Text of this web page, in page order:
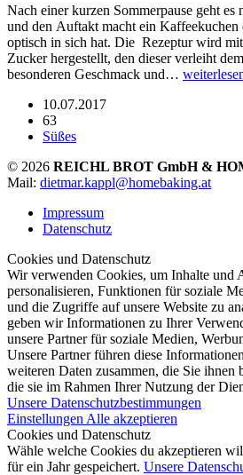
Nach einer kurzen Sommerpause geht
und den Auftakt macht ein Kaffeekuchen
optisch in sich hat. Die Rezeptur wird
Zucker hergestellt, den dieser verleiht
besonderen Geschmack und…
10.07.2017
63
Süßes
© 2026 REICHL BROT GmbH &
Mail: dietmar.kappl@homebaking.at
Impressum
Datenschutz
Cookies und Datenschutz
Wir verwenden Cookies, um Inhalte und
personalisieren, Funktionen für soziale
und die Zugriffe auf unsere Website zu
geben wir Informationen zu Ihrer
unsere Partner für soziale Medien,
Unsere Partner führen diese
weiteren Daten zusammen, die Sie ihnen
die sie im Rahmen Ihrer Nutzung der
Unsere Datenschutzbestimmungen
Einstellungen Alle akzeptieren
Cookies und Datenschutz
Wähle welche Cookies du akzeptieren
für ein Jahr gespeichert. Unsere